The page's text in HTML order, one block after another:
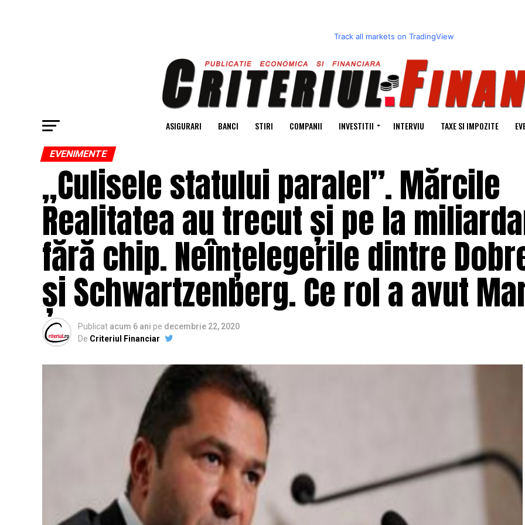
Track all markets on TradingView
ASIGURARI BANCI STIRI COMPANII INVESTITII INTERVIU TAXE SI IMPOZITE
EVENIMENTE
„Culisele statului paralel”. Mărcile
Realitatea au trecut și pe la
fără chip. Neînțelegerile dintre
și Schwartzenberg. Ce rol a avut
Publicat acum 6 ani pe decembrie 22, 2020
De Criteriul Financiar